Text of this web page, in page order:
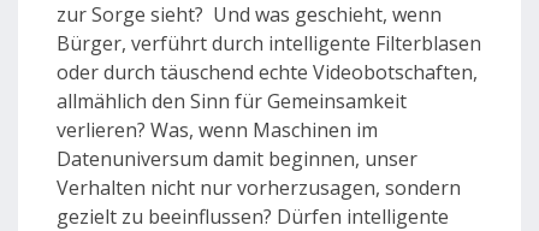
zur Sorge sieht? Und was geschieht, wenn
Bürger, verführt durch intelligente Filterblasen
oder durch täuschend echte Videobotschaften,
allmählich den Sinn für Gemeinsamkeit
verlieren? Was, wenn Maschinen im
Datenuniversum damit beginnen, unser
Verhalten nicht nur vorherzusagen, sondern
gezielt zu beeinflussen? Dürfen intelligente